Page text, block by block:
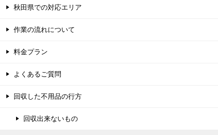
秋田県での対応エリア
作業の流れについて
料金プラン
よくあるご質問
回収した不用品の行方
回収出来ないもの